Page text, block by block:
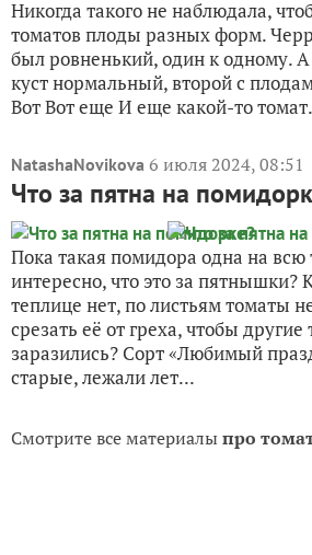
Никогда такого не наблюдала,
томатов плоды разных форм.
был ровненький, один к одному.
куст нормальный, второй с
Вот Вот еще И еще какой-то
NatashaNovikova 6 июля 2024, 08:51
Что за пятна на
Пока такая помидора одна на всю
интересно, что это за пятнышки?
теплице нет, по листьям томаты
срезать её от греха, чтобы
заразились? Сорт «Любимый
старые, лежали лет...
Смотрите все материалыпро